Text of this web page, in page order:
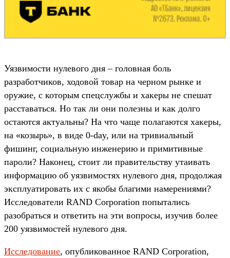
Уязвимости нулевого дня – головная боль
разработчиков, ходовой товар на черном рынке и
оружие, с которым спецслужбы и хакеры не спешат
расставаться. Но так ли они полезны и как долго
остаются актуальны? На что чаще полагаются хакеры,
на «козырь», в виде 0-day, или на тривиальный
фишинг, социальную инженерию и примитивные
пароли? Наконец, стоит ли правительству утаивать
информацию об уязвимостях нулевого дня, продолжая
эксплуатировать их с якобы благими намерениями?
Исследователи RAND Corporation попытались
разобраться и ответить на эти вопросы, изучив более
200 уязвимостей нулевого дня.
Исследование, опубликованное RAND Corporation,